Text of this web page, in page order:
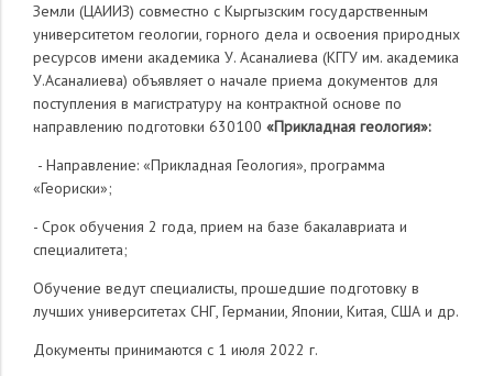
Земли (ЦАИИЗ) совместно с Кыргызским государственным
университетом геологии, горного дела и освоения природных
ресурсов имени академика У. Асаналиева (КГГУ им. академика
У.Асаналиева) объявляет о начале приема документов для
поступления в магистратуру на контрактной основе по
направлению подготовки 630100 «Прикладная геология»:
- Направление: «Прикладная Геология», программа
«Геориски»;
- Срок обучения 2 года, прием на базе бакалавриата и
специалитета;
Обучение ведут специалисты, прошедшие подготовку в
лучших университетах СНГ, Германии, Японии, Китая, США и др.
Документы принимаются с 1 июля 2022 г.